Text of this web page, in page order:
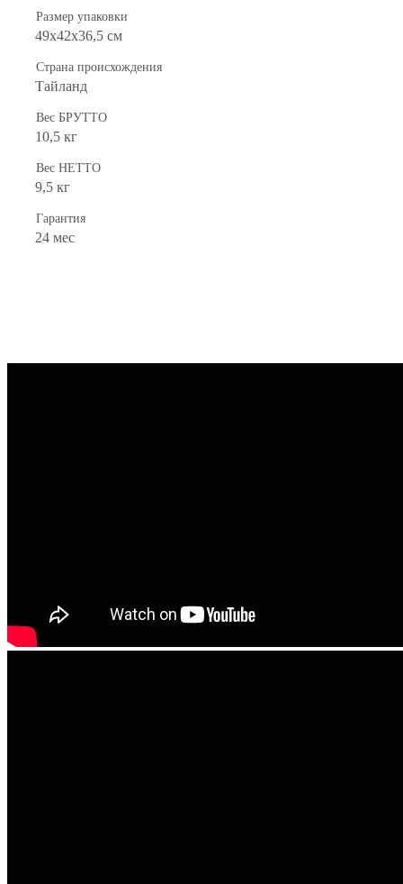
Размер упаковки
49х42х36,5 см
Страна происхождения
Тайланд
Вес БРУТТО
10,5 кг
Вес НЕТТО
9,5 кг
Гарантия
24 мес